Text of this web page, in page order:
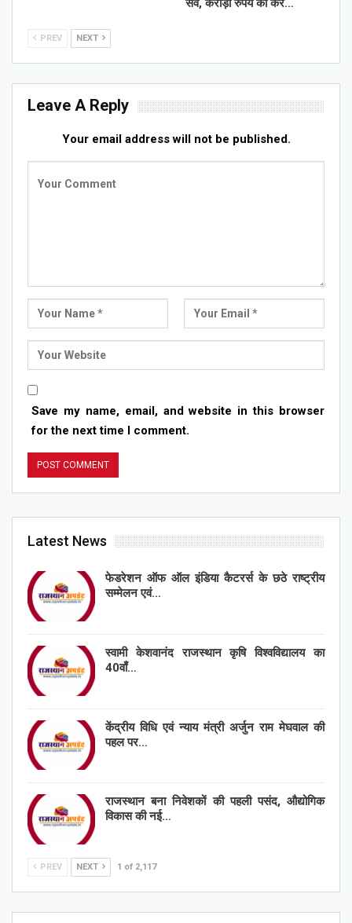
सर्वे, करोड़ों रुपये की कर…
PREV NEXT
Leave A Reply
Your email address will not be published.
Save my name, email, and website in this browser
for the next time I comment.
Latest News
फेडरेशन ऑफ ऑल इंडिया कैटरर्स के छठे राष्ट्रीय
सम्मेलन एवं…
स्वामी केशवानंद राजस्थान कृषि विश्वविद्यालय का
40वाँ…
केंद्रीय विधि एवं न्याय मंत्री अर्जुन राम मेघवाल की
पहल पर…
राजस्थान बना निवेशकों की पहली पसंद, औद्योगिक
विकास की नई…
PREV NEXT 1 of 2,117